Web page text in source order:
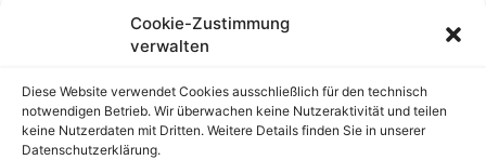
Cookie-Zustimmung
verwalten
Diese Website verwendet Cookies ausschließlich für den technisch
notwendigen Betrieb. Wir überwachen keine Nutzeraktivität und teilen
keine Nutzerdaten mit Dritten. Weitere Details finden Sie in unserer
Datenschutzerklärung.